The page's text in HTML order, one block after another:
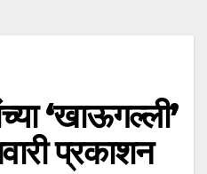
‘खाऊगल्ली’
प्रकाशन